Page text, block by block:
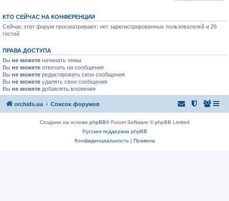
КТО СЕЙЧАС НА КОНФЕРЕНЦИИ
Сейчас этот форум просматривают: нет зарегистрированных пользователей и 26
гостей
ПРАВА ДОСТУПА
Вы не можете начинать темы
Вы не можете отвечать на сообщения
Вы не можете редактировать свои сообщения
Вы не можете удалять свои сообщения
Вы не можете добавлять вложения
orchids.ua Список форумов
Создано на основе phpBB® Forum Software © phpBB Limited
Русская поддержка phpBB
Конфиденциальность| Правила